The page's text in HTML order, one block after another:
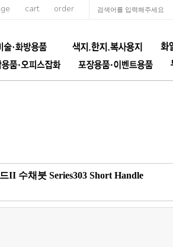
cart order
II 수채붓 Series303 Short Handle